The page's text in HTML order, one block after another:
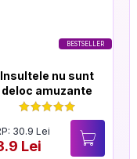
BESTSELLER
Insultele nu sunt
deloc amuzante
30.9 Lei
Lei